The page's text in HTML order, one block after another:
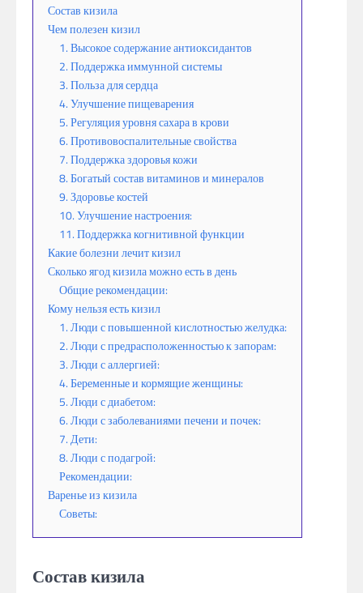
Состав кизила
Чем полезен кизил
1. Высокое содержание антиоксидантов
2. Поддержка иммунной системы
3. Польза для сердца
4. Улучшение пищеварения
5. Регуляция уровня сахара в крови
6. Противовоспалительные свойства
7. Поддержка здоровья кожи
8. Богатый состав витаминов и минералов
9. Здоровье костей
10. Улучшение настроения:
11. Поддержка когнитивной функции
Какие болезни лечит кизил
Сколько ягод кизила можно есть в день
Общие рекомендации:
Кому нельзя есть кизил
1. Люди с повышенной кислотностью желудка:
2. Люди с предрасположенностью к запорам:
3. Люди с аллергией:
4. Беременные и кормящие женщины:
5. Люди с диабетом:
6. Люди с заболеваниями печени и почек:
7. Дети:
8. Люди с подагрой:
Рекомендации:
Варенье из кизила
Советы:
Состав кизила